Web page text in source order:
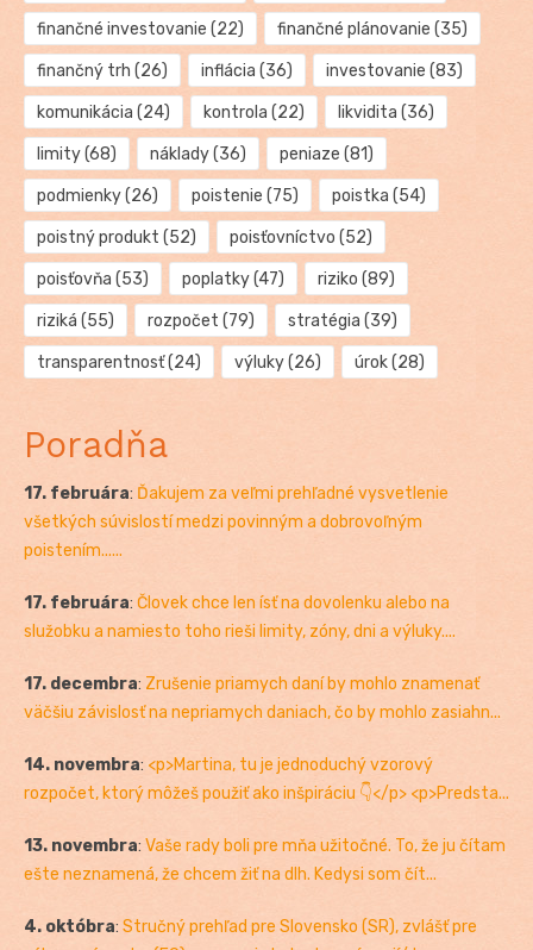
finančné investovanie (22) finančné plánovanie (35)
finančný trh (26) inflácia (36) investovanie (83)
komunikácia (24) kontrola (22) likvidita (36)
limity(68) náklady(36) peniaze (81)
podmienky(26) poistenie (75) poistka (54)
poistný produkt (52) poisťovníctvo (52)
poisťovňa (53) poplatky(47) riziko (89)
riziká (55) rozpočet (79) stratégia (39)
transparentnosť(24) výluky(26) úrok(28)
Poradňa
17. februára: Ďakujem za veľmi prehľadné vysvetlenie
všetkých súvislostí medzi povinným a dobrovoľným
poistením......
17. februára: Človek chce len ísť na dovolenku alebo na
služobku a namiesto toho rieši limity, zóny, dni a výluky....
17. decembra: Zrušenie priamych daní by mohlo znamenať
väčšiu závislosť na nepriamych daniach, čo by mohlo zasiahn...
14. novembra: <p>Martina, tu je jednoduchý vzorový
rozpočet, ktorý môžeš použiť ako inšpiráciu 👇</p> <p>Predsta...
13. novembra: Vaše rady boli pre mňa užitočné. To, že ju čítam
ešte neznamená, že chcem žiť na dlh. Kedysi som čít...
4. októbra: Stručný prehľad pre Slovensko (SR), zvlášť pre